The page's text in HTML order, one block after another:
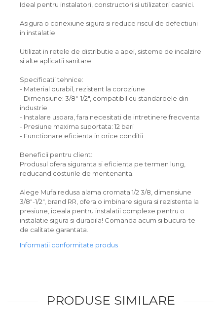
Ideal pentru instalatori, constructori si utilizatori casnici.
Asigura o conexiune sigura si reduce riscul de defectiuni
in instalatie.
Utilizat in retele de distributie a apei, sisteme de incalzire
si alte aplicatii sanitare.
Specificatii tehnice:
- Material durabil, rezistent la coroziune
- Dimensiune: 3/8"-1/2", compatibil cu standardele din
industrie
- Instalare usoara, fara necesitati de intretinere frecventa
- Presiune maxima suportata: 12 bari
- Functionare eficienta in orice conditii
Beneficii pentru client:
Produsul ofera siguranta si eficienta pe termen lung,
reducand costurile de mentenanta.
Alege Mufa redusa alama cromata 1/2 3/8, dimensiune
3/8"-1/2", brand RR, ofera o imbinare sigura si rezistenta la
presiune, ideala pentru instalatii complexe pentru o
instalatie sigura si durabila! Comanda acum si bucura-te
de calitate garantata.
Informatii conformitate produs
PRODUSE SIMILARE